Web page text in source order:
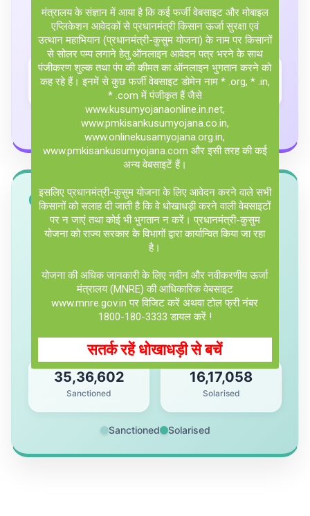
55,392
Sanctioned
15,822
Sanctioned Solarised
Component C (FLS)
35,36,602
Sanctioned
16,17,058
Solarised
Sanctioned Solarised
मंत्रालय के संज्ञान में आया है कि कई फर्जी वेबसाइट और मोबाइल
एप्लिकेशन आवेदकों से प्रधानमंत्री किसान ऊर्जा सुरक्षा एवं
उत्थान महाभियान (प्रधानमंत्री-कुसुम योजना) के नाम पर किसानों
से सोलर पम्प लगाने हेतु ऑनलाइन आवेदन पत्र भरने के साथ
पंजीकरण शुल्क तथा पंप की कीमत का ऑनलाइन भुगतान करने को
कह रहे हैं। इनमें से कुछ फर्जी वेबसाइट डोमेन नाम * .org, * .in,
* .com में पंजीकृत हैं जैसे
www.kusumyojanaonline.in.net,
www.pmkisankusumyojana.co.in,
www.onlinekusamyojana.org.in,
www.pmkisankusumyojana.com और इसी तरह की कई
अन्य वेबसाइटें हैं।
इसलिए प्रधानमंत्री-कुसुम योजना के लिए आवेदन करने वाले सभी
किसानों को सलाह दी जाती है कि वे धोखाधड़ी करने वाली वेबसाइटों
पर न जाएं तथा कोई भी भुगतान न करें। प्रधानमंत्री-कुसुम
योजना को राज्य सरकार के विभागों द्वारा कार्यान्वित किया जा रहा
है।
योजना की अधिक जानकारी के लिए नवीन और नवीकरणीय ऊर्जा
मंत्रालय (MNRE) की आधिकारिक वेबसाइट
www.mnre.gov.in पर विजिट करें अथवा टोल फ्री नंबर
1800-180-3333 डायल करें !
सतर्क रहें धोखाधड़ी से बचें